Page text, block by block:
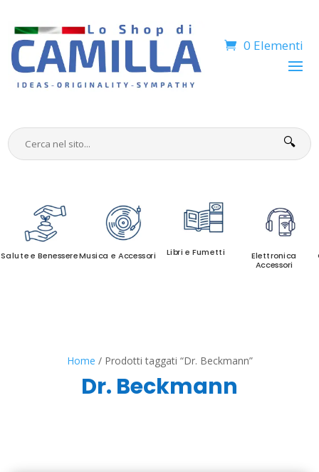
0 Elementi
🔍
Salute e BenessereMusica e Accessori Libri e Fumetti
Elettronica
Accessori
Home / Prodotti taggati “Dr. Beckmann”
Dr. Beckmann